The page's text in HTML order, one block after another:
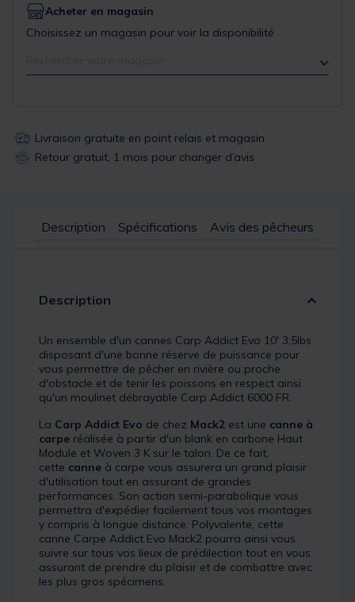
Acheter en magasin
Choisissez un magasin pour voir la disponibilité
Livraison gratuite en point relais et magasin
Retour gratuit, 1 mois pour changer d’avis
Description Spécifications Avis des pêcheurs
Description
Un ensemble d'un cannes Carp Addict Evo 10' 3.5lbs
disposant d'une bonne réserve de puissance pour
vous permettre de pêcher en rivière ou proche
d'obstacle et de tenir les poissons en respect ainsi
qu'un moulinet débrayable Carp Addict 6000 FR.
La Carp Addict Evo de chez Mack2 est une canne à
carpe réalisée à partir d'un blank en carbone Haut
Module et Woven 3 K sur le talon. De ce fait,
cette canne à carpe vous assurera un grand plaisir
d'utilisation tout en assurant de grandes
performances. Son action semi-parabolique vous
permettra d'expédier facilement tous vos montages
y compris à longue distance. Polyvalente, cette
canne Carpe Addict Evo Mack2 pourra ainsi vous
suivre sur tous vos lieux de prédilection tout en vous
assurant de prendre du plaisir et de combattre avec
les plus gros spécimens.